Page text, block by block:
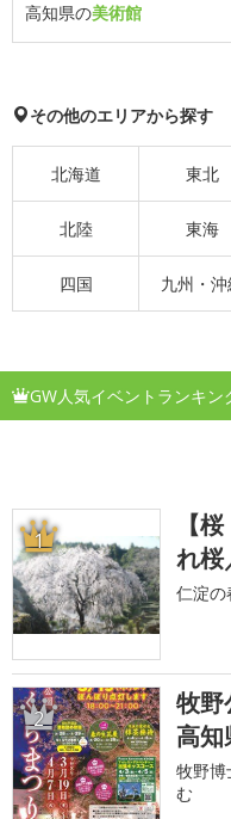
高知県の美術館
その他のエリアから探す
北海道 東北
北陸 東海
四国 九州・
GW人気イベントランキン
1
【
れ桜
仁淀
2
牧野
高知
牧野博
む